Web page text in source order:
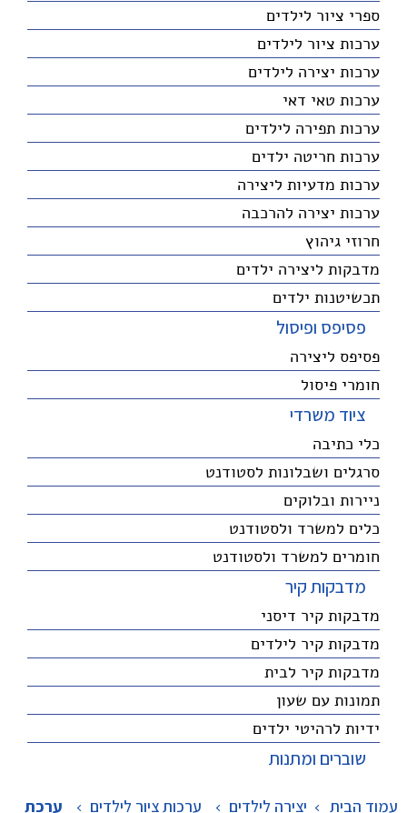
ספרי ציור לילדים
ערכות ציור לילדים
ערכות יצירה לילדים
ערכות טאי דאי
ערכות תפירה לילדים
ערכות חריטה ילדים
ערכות מדעיות ליצירה
ערכות יצירה להרכבה
חרוזי גיהוץ
מדבקות ליצירה ילדים
תכשיטנות ילדים
פסיפס ופיסול
פסיפס ליצירה
חומרי פיסול
ציוד משרדי
כלי כתיבה
סרגלים ושבלונות לסטודנט
ניירות ובלוקים
כלים למשרד ולסטודנט
חומרים למשרד ולסטודנט
מדבקות קיר
מדבקות קיר דיסני
מדבקות קיר לילדים
מדבקות קיר לבית
תמונות עם שעון
ידיות לרהיטי ילדים
שוברים ומתנות
עמוד הבית יצירה לילדים > ערכות ציור לילדים > ערכת